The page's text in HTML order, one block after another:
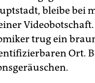
bleibe bei
trug ein
Ort.